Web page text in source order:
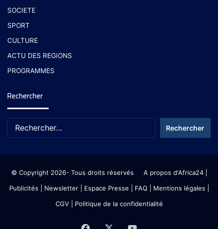
SOCIETE
SPORT
CULTURE
ACTU DES REGIONS
PROGRAMMES
Rechercher
© Copyright 2026- Tous droits réservés A propos d'Africa24|
Publicités
Newsletter| Espace Presse | FAQ | Mentions légales
CGV| Politique de la confidentialité